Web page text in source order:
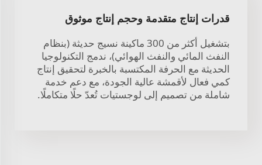
قدرات إنتاج متقدمة وحجم إنتاج موثوق
بتشغيل أكثر من 300 ماكينة نسيج حديثة (بنظام
النفث المائي والنفث الهوائي)، ندمج التكنولوجيا
الحديثة مع الحرفة المكتسبة بالخبرة لتحقيق إنتاج
كمي فعال لأقمشة عالية الجودة، مع دعم خدمة
شاملة من تصميم إلى لوجستيات تُعدّ حلًا متكاملًا.